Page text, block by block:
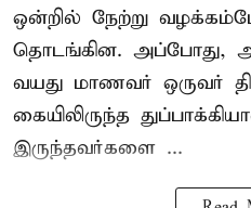
ஒன்றில் நேற்று
தொடங்கின. அப்போது,
வயது மாணவர் ஒருவர்
கையிலிருந்த
இருந்தவர்களை ...